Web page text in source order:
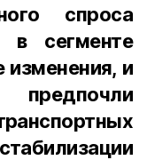
спроса
в сегменте
и